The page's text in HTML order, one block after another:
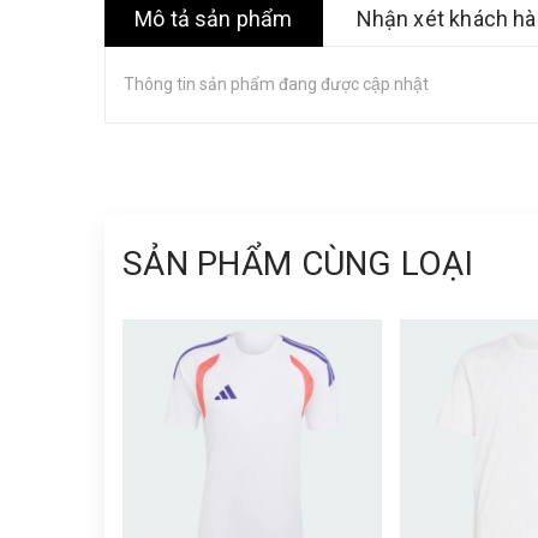
Mô tả sản phẩm Nhận xét khách
Thông tin sản phẩm đang được cập nhật
SẢN PHẨM CÙNG LOẠI